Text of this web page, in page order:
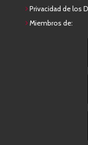
Privacidad de los
Miembros de: